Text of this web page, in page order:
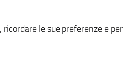
le sue preferenze e